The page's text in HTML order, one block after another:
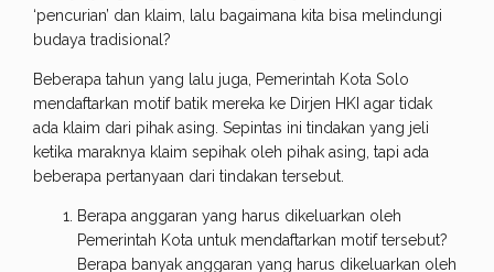
‘pencurian’ dan klaim, lalu bagaimana kita bisa melindungi
budaya tradisional?
Beberapa tahun yang lalu juga, Pemerintah Kota Solo
mendaftarkan motif batik mereka ke Dirjen HKI agar tidak
ada klaim dari pihak asing. Sepintas ini tindakan yang jeli
ketika maraknya klaim sepihak oleh pihak asing, tapi ada
beberapa pertanyaan dari tindakan tersebut.
Berapa anggaran yang harus dikeluarkan oleh
Pemerintah Kota untuk mendaftarkan motif tersebut?
Berapa banyak anggaran yang harus dikeluarkan oleh